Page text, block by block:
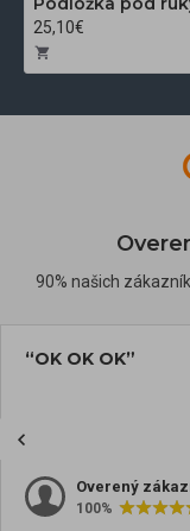
25,10€
90% našich
“OK OK OK”
Overený
100%